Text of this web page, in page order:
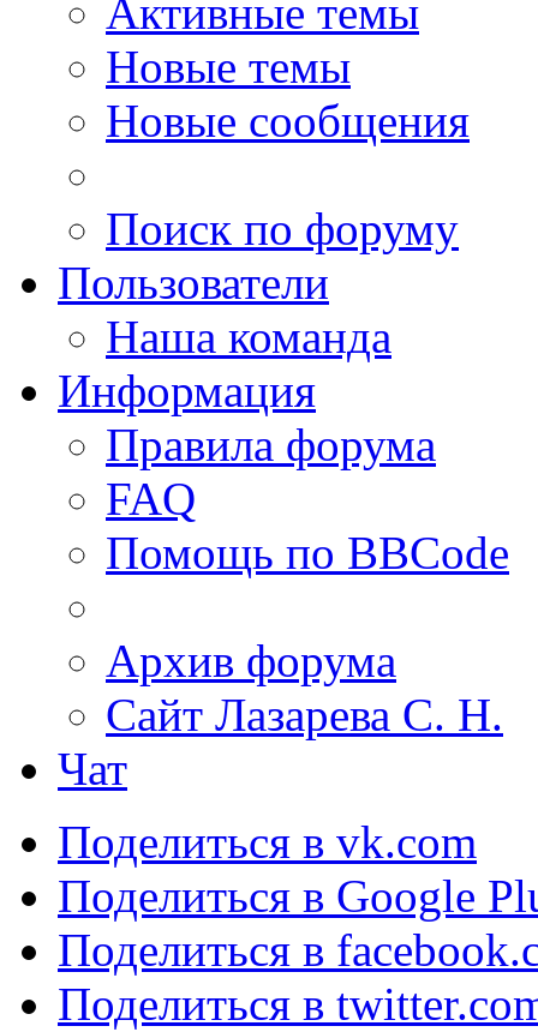
Активные темы
Новые темы
Новые сообщения
Поиск по форуму
Пользователи
Наша команда
Информация
Правила форума
FAQ
Помощь по BBCode
Архив форума
Сайт Лазарева С. Н.
Чат
Поделиться в vk.com
Поделиться в Google
Поделиться в
Поделиться в